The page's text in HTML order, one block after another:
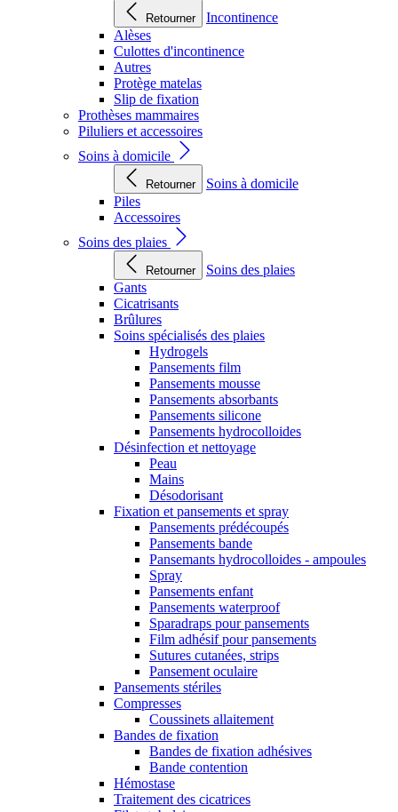
Retourner
Incontinence
Alèses
Culottes d'incontinence
Autres
Protège matelas
Slip de fixation
Prothèses mammaires
Piluliers et accessoires
Soins à domicile
Retourner
Soins à domicile
Piles
Accessoires
Soins des plaies
Retourner
Soins des plaies
Gants
Cicatrisants
Brûlures
Soins spécialisés des plaies
Hydrogels
Pansements film
Pansements mousse
Pansements absorbants
Pansements silicone
Pansements hydrocolloides
Désinfection et nettoyage
Peau
Mains
Désodorisant
Fixation et pansements et spray
Pansements prédécoupés
Pansements bande
Pansemants hydrocolloides - ampoules
Spray
Pansements enfant
Pansements waterproof
Sparadraps pour pansements
Film adhésif pour pansements
Sutures cutanées, strips
Pansement oculaire
Pansements stériles
Compresses
Coussinets allaitement
Bandes de fixation
Bandes de fixation adhésives
Bande contention
Hémostase
Traitement des cicatrices